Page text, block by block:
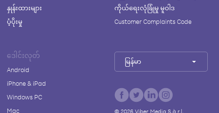
နှုန်းထားများ
ပံ့ပိုးမှု
ကိုယ်ရေးလုံခြုံမှု မူဝါဒ
Customer Complaints Code
ဒေါင်းလုတ်
Android
iPhone & iPad
Windows PC
Mac
မြန်မာ
© 2026Viber Media S.à r.l.